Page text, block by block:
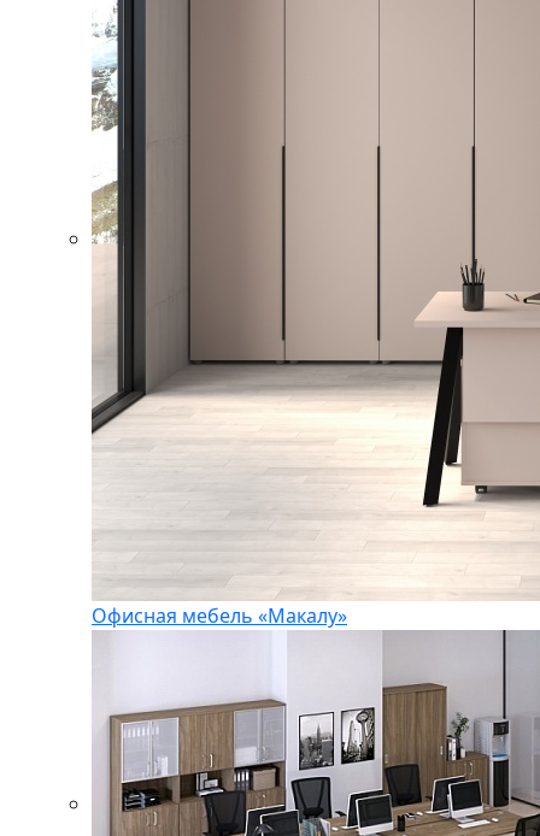
Офисная мебель «Макалу»